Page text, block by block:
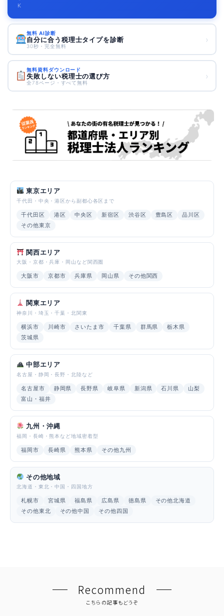
K
無料 AI診断
自分に合う税理士タイプを診断
30秒・完全無料
›
無料資料ダウンロード
失敗しない税理士の選び方
全78ページ・すべて無料
›
東京エリア
千代田・中央・港区から副都心各区まで
千代田区 港区 中央区 新宿区 渋谷区 豊島区
品川区
その他東京
関西エリア
大阪・京都・兵庫・岡山など関西圏
大阪市 京都市 兵庫県 岡山県 その他関西
関東エリア
神奈川・埼玉・千葉・北関東
横浜市 川崎市 さいたま市 千葉県 群馬県
栃木県
茨城県
中部エリア
名古屋・静岡・長野・北陸など
名古屋市 静岡県 長野県 岐阜県 新潟県 石川県
山梨
富山・福井
九州・沖縄
福岡・長崎・熊本など地域密着型
福岡市 長崎県 熊本県 その他九州
その他地域
北海道・東北・中国・四国地方
札幌市 宮城県 福島県 広島県 徳島県
その他北海道
その他東北
その他中国 その他四国
Recommend
こちらの記事もどうぞ